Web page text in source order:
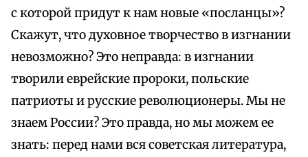
с которой придут к нам новые «посланцы»?
Скажут, что духовное творчество в изгнании
невозможно? Это неправда: в изгнании
творили еврейские пророки, польские
патриоты и русские революционеры. Мы не
знаем России? Это правда, но мы можем ее
знать: перед нами вся советская литература,